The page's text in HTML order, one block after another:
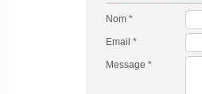
Nom *
Email *
Message *